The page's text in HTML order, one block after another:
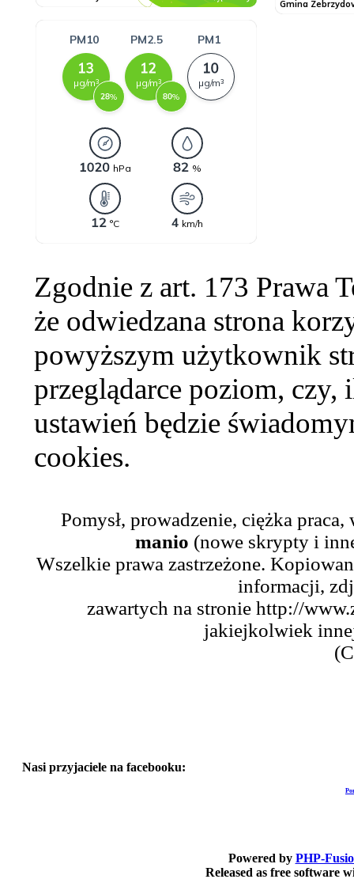
Zgodnie z art. 173 Prawa
że odwiedzana strona
powyższym użytkownik
przeglądarce poziom,
ustawień będzie
cookies.
Pomysł, prowadzenie, ciężka
manio (nowe skrypty i
Wszelkie prawa zastrzeżone.
informacji,
zawartych na stronie http://
jakiejkolwiek
Nasi przyjaciele na facebooku:
Powered by PHP-
Released as free software